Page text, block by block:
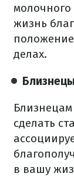
жизнь
делах.
сделать
в вашу